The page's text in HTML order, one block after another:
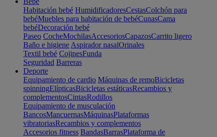
Habitación bebé HumidificadoresCestasColchón para
bebéMuebles para habitación de bebéCunasCama
bebéDecoración bebé
Paseo CocheMochilasAccesoriosCapazosCarrito ligero
Baño e higiene Aspirador nasalOrinales
Textil bebé CojinesFunda
Seguridad Barreras
Deporte
Equipamiento de cardio Máquinas de remoBicicletas
spinningElípticasBicicletas estáticasRecambios y
complementosCintasRodillos
Equipamiento de musculación
BancosMancuernasMáquinasPlataformas
vibratoriasRecambios y complementos
Accesorios fitness BandasBarrasPlataforma de